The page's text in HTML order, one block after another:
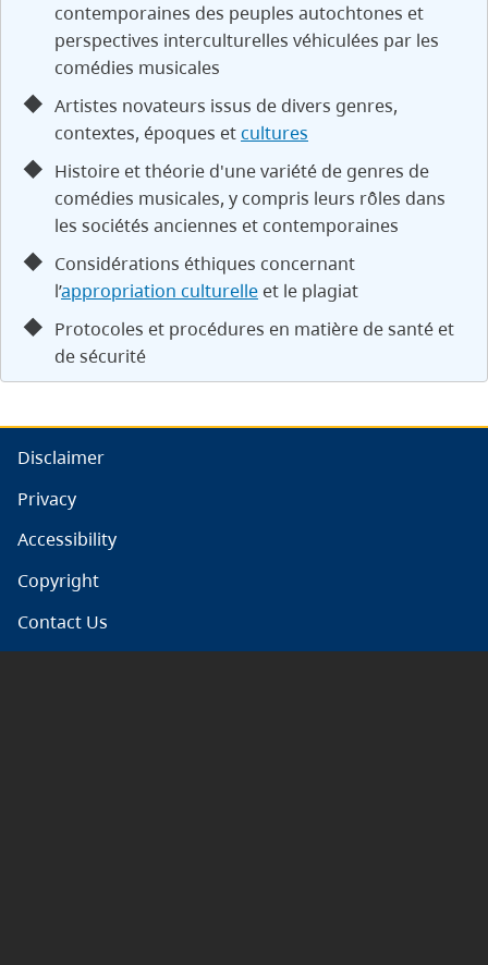
contemporaines des peuples autochtones et
perspectives interculturelles véhiculées par les
comédies musicales
Artistes novateurs issus de divers genres,
contextes, époques etcultures
Histoire et théorie d'une variété de genres de
comédies musicales, y compris leurs rôles dans
les sociétés anciennes et contemporaines
Considérations éthiques concernant
l’appropriation culturelle et le plagiat
Protocoles et procédures en matière de santé et
de sécurité
Disclaimer
Privacy
Accessibility
Copyright
Contact Us